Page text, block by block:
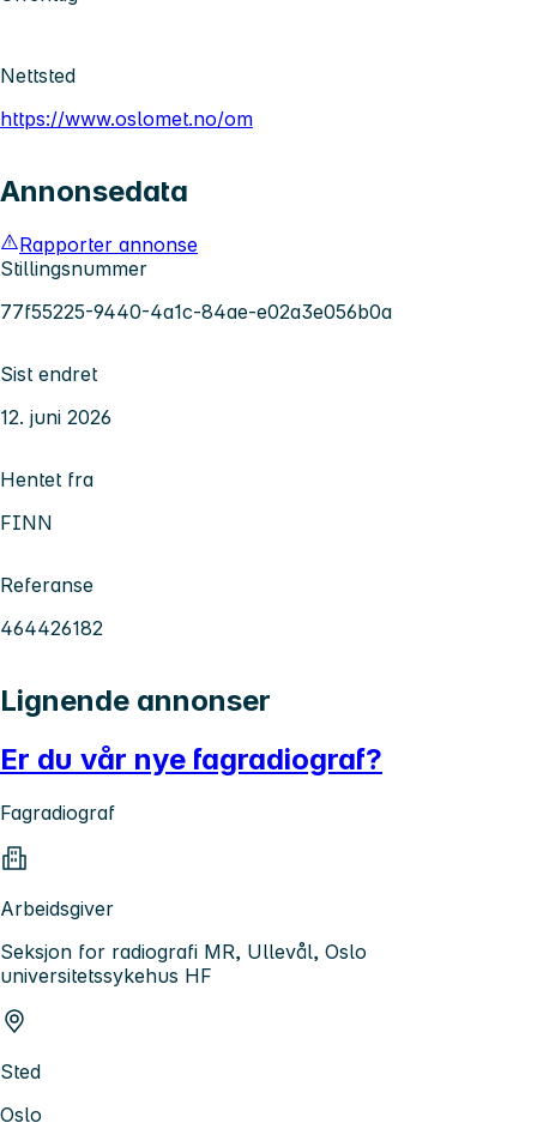
Nettsted
https://www.oslomet.no/om
Annonsedata
Rapporter annonse
Stillingsnummer
77f55225-9440-4a1c-84ae-e02a3e056b0a
Sist endret
12. juni 2026
Hentet fra
FINN
Referanse
464426182
Lignende annonser
Er du vår nye fagradiograf?
Fagradiograf
Arbeidsgiver
Seksjon for radiografi MR, Ullevål, Oslo
universitetssykehus HF
Sted
Oslo